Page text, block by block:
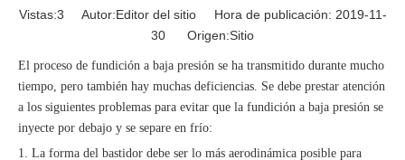
Vistas:3 Autor:Editor del sitio Hora de publicación: 2019-11-
30 Origen:Sitio
El proceso de fundición a baja presión se ha transmitido durante mucho
tiempo, pero también hay muchas deficiencias. Se debe prestar atención
a los siguientes problemas para evitar que la fundición a baja presión se
inyecte por debajo y se separe en frío:
1. La forma del bastidor debe ser lo más aerodinámica posible para